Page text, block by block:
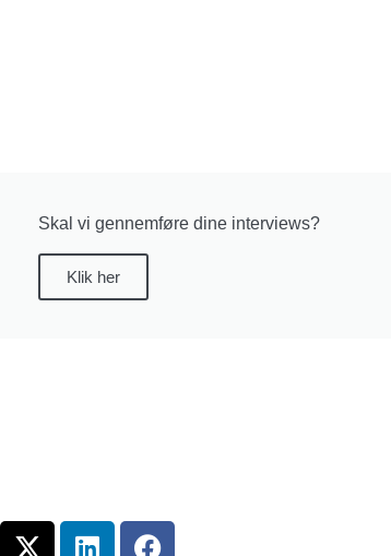
Skal vi gennemføre dine interviews?
Klik her